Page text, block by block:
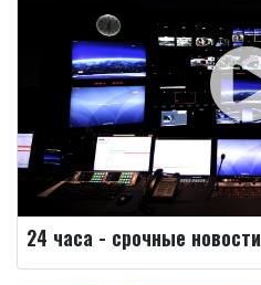
24 часа - срочные новости